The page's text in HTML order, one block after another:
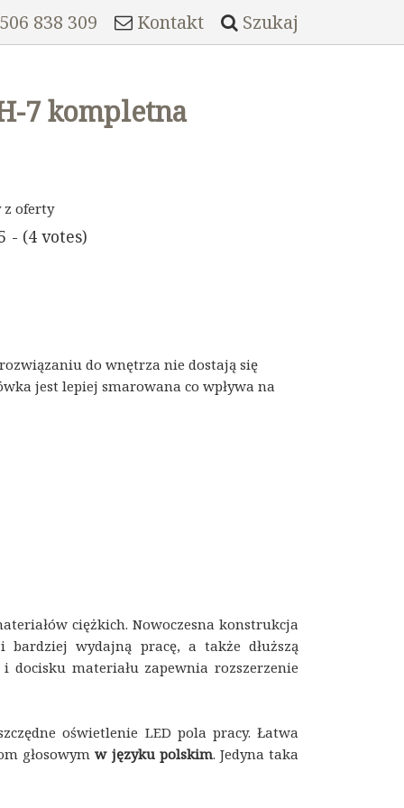
838 309 Kontakt Szukaj
7 kompletna
z oferty
- (4 votes)
do wnętrza nie dostają się
jest lepiej smarowana co wpływa na
ciężkich. Nowoczesna konstrukcja
wydajną pracę, a także dłuższą
docisku materiału zapewnia rozszerzenie
oświetlenie LED pola pracy. Łatwa
głosowymw języku polskim. Jedyna taka